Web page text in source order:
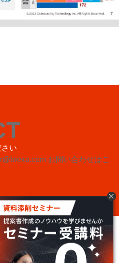
い
お問い合わせはこ